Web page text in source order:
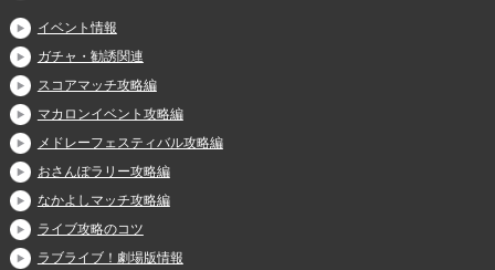
イベント情報
ガチャ・勧誘関連
スコアマッチ攻略編
マカロンイベント攻略編
メドレーフェスティバル攻略編
おさんぽラリー攻略編
なかよしマッチ攻略編
ライブ攻略のコツ
ラブライブ！劇場版情報